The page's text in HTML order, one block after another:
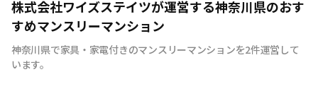
株式会社ワイズステイツが運営する神奈川県のおす
すめマンスリーマンション
神奈川県で家具・家電付きのマンスリーマンションを2件運営して
います。